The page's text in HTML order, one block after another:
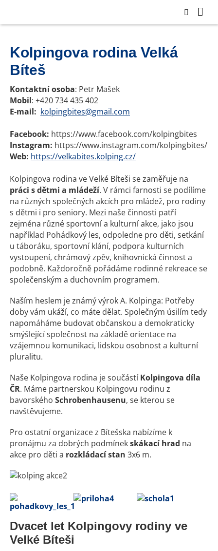
Kolpingova rodina Velká
Bíteš
Kontaktní osoba: Petr Mašek
Mobil: +420 734 435 402
E-mail: kolpingbites@gmail.com
Facebook: https://www.facebook.com/kolpingbites
Instagram: https://www.instagram.com/kolpingbites/
Web: https://velkabites.kolping.cz/
Kolpingova rodina ve Velké Bíteši se zaměřuje na
práci s dětmi a mládeží. V rámci farnosti se podílíme
na různých společných akcích pro mládež, pro rodiny
s dětmi i pro seniory. Mezi naše činnosti patří
zejména různé sportovní a kulturní akce, jako jsou
například Pohádkový les, odpoledne pro děti, setkání
u táboráku, sportovní klání, podpora kulturních
vystoupení, chrámový zpěv, knihovnická činnost a
podobně. Každoročně pořádáme rodinné rekreace se
společenským a duchovním programem.
Naším heslem je známý výrok A. Kolpinga: Potřeby
doby vám ukáží, co máte dělat. Společným úsilím tedy
napomáháme budovat občanskou a demokraticky
smýšlející společnost na základě orientace na
vzájemnou komunikaci, lidskou osobnost a kulturní
pluralitu.
Naše Kolpingova rodina je součástíKolpingova díla
ČR. Máme partnerskou Kolpingovu rodinu z
bavorského Schrobenhausenu, se kterou se
navštěvujeme.
Pro ostatní organizace z Bítešska nabízíme k
pronájmu za dobrých podmínekskákací hrad na
akce pro děti a rozkládací stan 3x6 m.
Dvacet let Kolpingovy rodiny ve
Velké Bíteši